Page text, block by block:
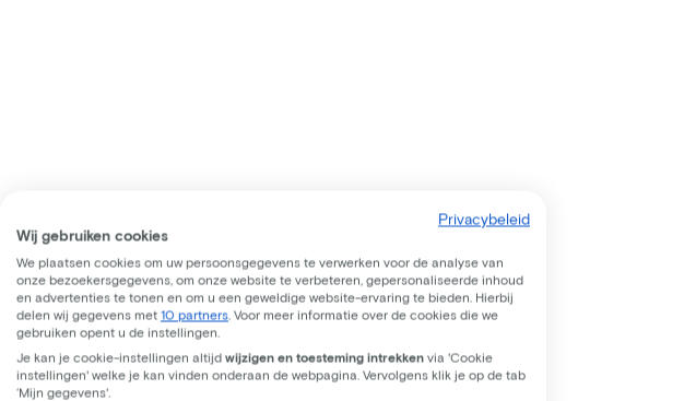
Privacybeleid
Wij gebruiken cookies
We plaatsen cookies om uw persoonsgegevens te verwerken voor de analyse van
onze bezoekersgegevens, om onze website te verbeteren, gepersonaliseerde inhoud
en advertenties te tonen en om u een geweldige website-ervaring te bieden. Hierbij
delen wij gegevens met 10 partners . Voor meer informatie over de cookies die we
gebruiken opent u de instellingen.
Je kan je cookie-instellingen altijd wijzigen en toesteming intrekken via 'Cookie
instellingen' welke je kan vinden onderaan de webpagina. Vervolgens klik je op de tab
‘Mijn gegevens'.